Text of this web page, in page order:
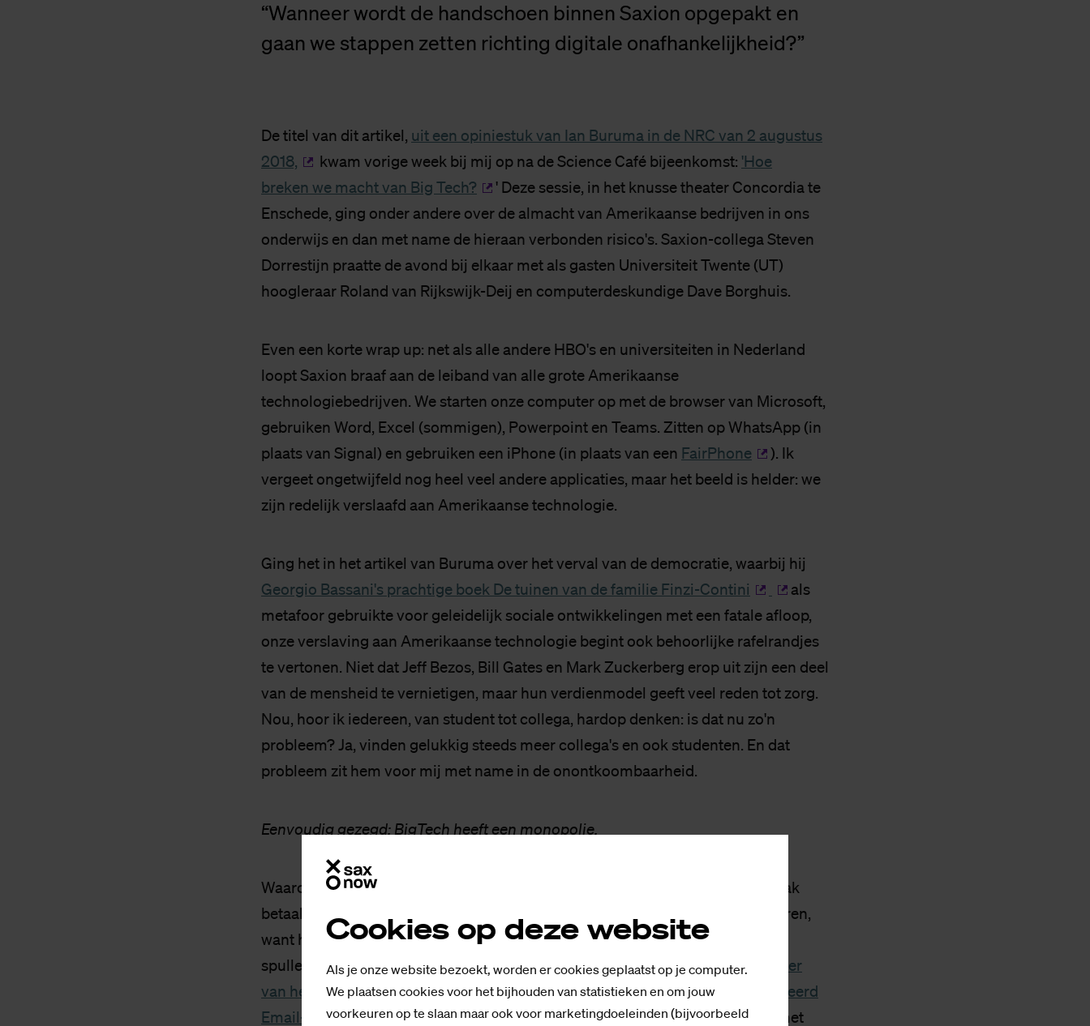
Cookies op deze website
Als je onze website bezoekt, worden er cookies geplaatst op je computer.
We plaatsen cookies voor het bijhouden van statistieken en om jouw
voorkeuren op te slaan maar ook voor marketingdoeleinden (bijvoorbeeld
“Wanneer wordt de handschoen binnen Saxion opgepakt en
gaan we stappen zetten richting digitale onafhankelijkheid?”
De titel van dit artikel, uit een opiniestuk van Ian Buruma in de NRC van 2 augustus
2018,
kwam vorige week bij mij op na de Science Café bijeenkomst: 'Hoe
breken we macht van Big Tech?
' Deze sessie, in het knusse theater Concordia te
Enschede, ging onder andere over de almacht van Amerikaanse bedrijven in ons
onderwijs en dan met name de hieraan verbonden risico's. Saxion-collega Steven
Dorrestijn praatte de avond bij elkaar met als gasten Universiteit Twente (UT)
hoogleraar Roland van Rijkswijk-Deij en computerdeskundige Dave Borghuis.
Even een korte wrap up: net als alle andere HBO's en universiteiten in Nederland
loopt Saxion braaf aan de leiband van alle grote Amerikaanse
technologiebedrijven. We starten onze computer op met de browser van Microsoft,
gebruiken Word, Excel (sommigen), Powerpoint en Teams. Zitten op WhatsApp (in
plaats van Signal) en gebruiken een iPhone (in plaats van een FairPhone
). Ik
vergeet ongetwijfeld nog heel veel andere applicaties, maar het beeld is helder: we
zijn redelijk verslaafd aan Amerikaanse technologie.
Ging het in het artikel van Buruma over het verval van de democratie, waarbij hij
Georgio Bassani's prachtige boek De tuinen van de familie Finzi-Contini
als
metafoor gebruikte voor geleidelijk sociale ontwikkelingen met een fatale afloop,
onze verslaving aan Amerikaanse technologie begint ook behoorlijke rafelrandjes
te vertonen. Niet dat Jeff Bezos, Bill Gates en Mark Zuckerberg erop uit zijn een deel
van de mensheid te vernietigen, maar hun verdienmodel geeft veel reden tot zorg.
Nou, hoor ik iedereen, van student tot collega, hardop denken: is dat nu zo'n
probleem? Ja, vinden gelukkig steeds meer collega's en ook studenten. En dat
probleem zit hem voor mij met name in de onontkoombaarheid.
Eenvoudig gezegd: BigTech heeft een monopolie.
Waarom is dit gevaarlijk? In een monopolie bepaalt de producent de prijs. Vaak
betaal je dan te veel. Een monopolist wordt ook niet uitgedaagd om te innoveren,
want hij heeft geen concurrentie. Als consument zit je uiteindelijk met slechte
spullen. En een monopolist kan doen en laten wat hij wil:dat merkte een rechter
van het Internationaal Strafhof toen hij werd geconfronteerd met een geblokkeerd
Email-account.
Retorische vraag: koop je een te dure broek, die slecht zit met